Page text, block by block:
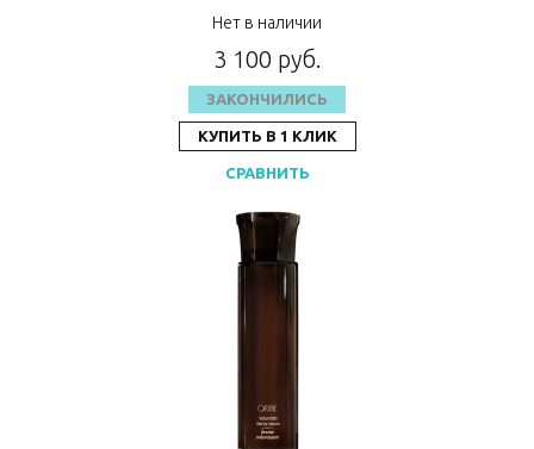
R1ASMOO02A1Нет в наличии
3 100 руб.
ЗАКОНЧИЛИСЬ
КУПИТЬ В 1 КЛИК
СРАВНИТЬ